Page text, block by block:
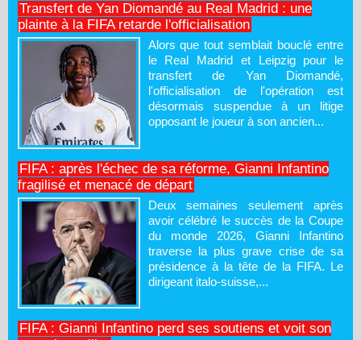
Transfert de Yan Diomandé au Real Madrid : une
plainte à la FIFA retarde l'officialisation
Alors que tout semblait bouclé entre
le Real Madrid et Leipzig pour le
transfert de Yan Diomandé,
l'officialisation de l'opération est
désormais suspendue à un litige
opposant le joueur à son ancien...
FIFA : après l'échec de sa réforme, Gianni Infantino
fragilisé et menacé de départ
Deux semaines seulement après
avoir célébré le succès de la Coupe
du monde 2026, Gianni Infantino
traverse la plus grave crise de sa
présidence à la tête de la FIFA. Le
dirigeant italo-suisse,...
FIFA : Gianni Infantino perd ses soutiens et voit son